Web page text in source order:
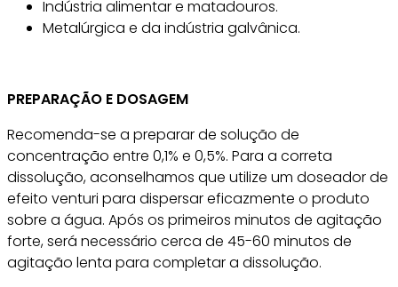
Indústria alimentar e matadouros.
Metalúrgica e da indústria galvânica.
PREPARAÇÃO E DOSAGEM
Recomenda-se a preparar de solução de
concentração entre 0,1% e 0,5%. Para a correta
dissolução, aconselhamos que utilize um doseador de
efeito venturi para dispersar eficazmente o produto
sobre a água. Após os primeiros minutos de agitação
forte, será necessário cerca de 45-60 minutos de
agitação lenta para completar a dissolução.